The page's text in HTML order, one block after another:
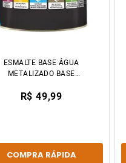
ESMALTE BASE ÁGUA
METALIZADO BASE
R$ 49,99
COMPRA RÁPIDA